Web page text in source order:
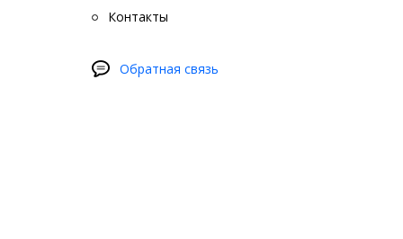
Контакты
Обратная связь